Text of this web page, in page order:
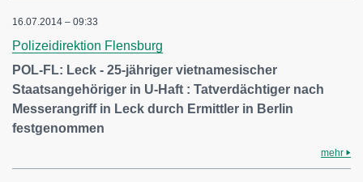
16.07.2014 – 09:33
Polizeidirektion Flensburg
POL-FL: Leck - 25-jähriger vietnamesischer
Staatsangehöriger in U-Haft : Tatverdächtiger nach
Messerangriff in Leck durch Ermittler in Berlin
festgenommen
mehr